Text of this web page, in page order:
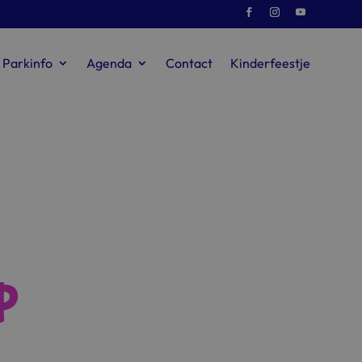
Parkinfo Agenda Contact Kinderfeestje